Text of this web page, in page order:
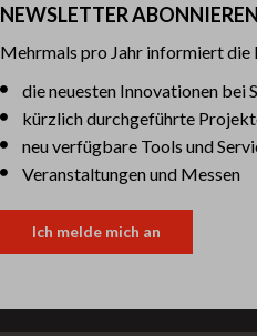
NEWSLETTER ABONNIEREN
Mehrmals pro Jahr informiert die
die neuesten Innovationen bei
kürzlich durchgeführte
neu verfügbare Tools und
Veranstaltungen und Messen
Ich melde mich an